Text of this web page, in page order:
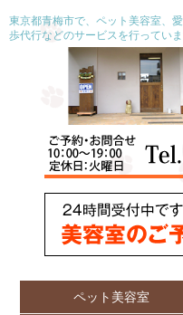
東京都青梅市で、ペット美容室、
歩代行などのサービスを行っていま
ペット美容室